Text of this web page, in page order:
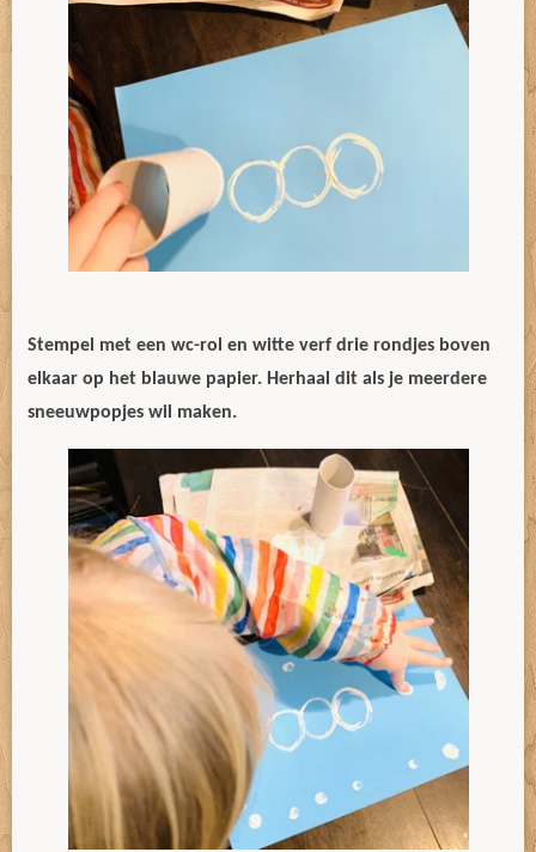
Stempel met een wc-rol en witte verf drie rondjes boven
elkaar op het blauwe papier. Herhaal dit als je meerdere
sneeuwpopjes wil maken.